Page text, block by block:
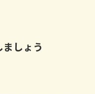
しょう